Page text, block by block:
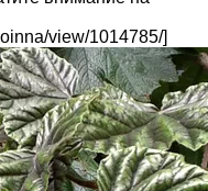
view/1014785/]